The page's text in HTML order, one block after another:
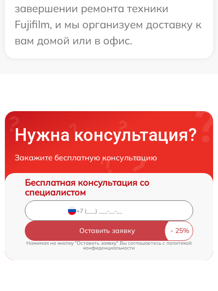
завершении ремонта техники
Fujifilm, и мы организуем доставку к
вам домой или в офис.
Нужна консультация?
Закажите бесплатную консультацию
Бесплатная консультация со
специалистом
Оставить заявку
Нажимая на кнопку "Оставить заявку" Вы соглашаетесь c политикой
конфиденциальности